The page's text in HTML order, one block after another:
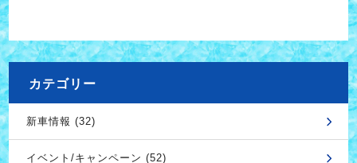
カテゴリー
新車情報 (32)
イベント/キャンペーン (52)